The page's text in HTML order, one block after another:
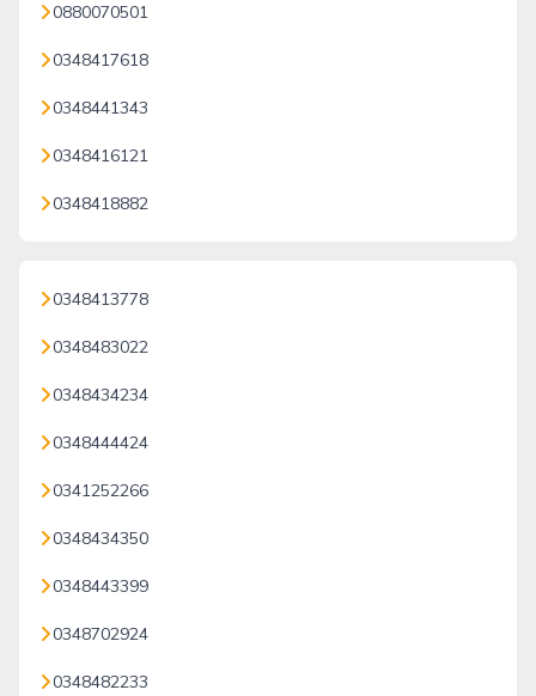
0880070501
0348417618
0348441343
0348416121
0348418882
0348413778
0348483022
0348434234
0348444424
0341252266
0348434350
0348443399
0348702924
0348482233